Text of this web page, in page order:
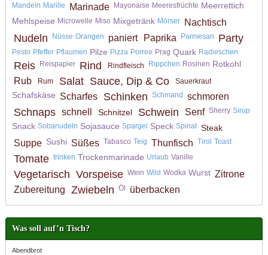
Mandeln Marille Marinade Mayonaise Meeresfrüchte Meerrettich
Mehlspeise Microwelle Miso Mixgetränk Mörser Nachtisch
Nudeln Nüsse Orangen paniert Paprika Parmesan Party
Pesto Pfeffer Pflaumen Pilze Pizza Porree Prag Quark Radieschen
Reis Reispapier Rind Rindfleisch Rippchen Rosinen Rotkohl
Rub Rum Salat Sauce, Dip & Co Sauerkraut
Schafskäse Scharfes Schinken Schmand schmoren
Schnaps schnell Schnitzel Schwein Senf Sherry Sirup
Snack Sobanudeln Sojasauce Spargel Speck Spinat Steak
Suppe Sushi Süßes Tabasco Teig Thunfisch Tirol Toast
Tomate trinken Trockenmarinade Urlaub Vanille
Vegetarisch Vorspeise Wein Wild Wodka Wurst Zitrone
Zubereitung
Zwiebeln Öl überbacken
Was soll auf’n Tisch?
Abendbrot